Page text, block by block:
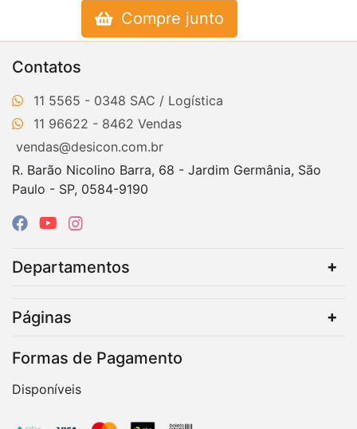
Compre junto
Contatos
11 5565 - 0348
11 96622 - 8462
vendas@desicon.com.br
R. Barão Nicolino Barra, 68 - Jardim Germânia, São
Paulo - SP, 0584-9190
Departamentos
Páginas
Formas de Pagamento
Disponíveis